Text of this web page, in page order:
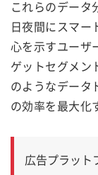
これらのデータ
日夜間にスマー
心を示すユーザ
ゲットセグメン
のようなデータ
の効率を最大化
広告プラット